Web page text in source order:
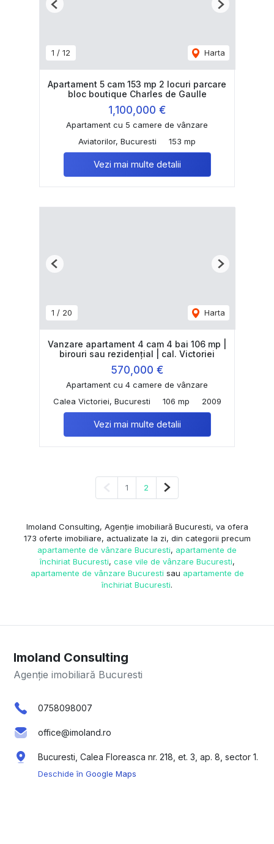
1 / 12 Harta
Previous Next
Apartament 5 cam 153 mp 2 locuri parcare
bloc boutique Charles de Gaulle
1,100,000 €
Apartament cu 5 camere de vânzare
Aviatorilor, Bucuresti
153 mp
Vezi mai multe detalii
1 / 20 Harta
Previous Next
Vanzare apartament 4 cam 4 bai 106 mp |
birouri sau rezidențial | cal. Victoriei
570,000 €
Apartament cu 4 camere de vânzare
Calea Victoriei, Bucuresti
106 mp 2009
Vezi mai multe detalii
Pagina anterioară
1 2 Pagina următoare
Imoland Consulting, Agenție imobiliară Bucuresti, va ofera
173 oferte imobiliare, actualizate la zi, din categorii precum
apartamente de vânzare Bucuresti, apartamente de
închiriat Bucuresti, case vile de vânzare Bucuresti,
apartamente de vânzare Bucuresti sau apartamente de
închiriat Bucuresti.
Imoland Consulting
Agenție imobiliară Bucuresti
0758098007
office@imoland.ro
Bucuresti, Calea Floreasca nr. 218, et. 3, ap. 8, sector 1.
Deschide în Google Maps